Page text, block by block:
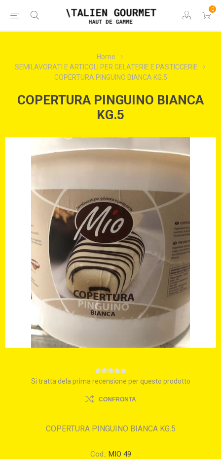
0
Home
SEMILAVORATI E ARTICOLI PER GELATERIE E PASTICCERIE
COPERTURA PINGUINO BIANCA KG.5
COPERTURA PINGUINO BIANCA
KG.5
Si tratta dela prima recensione per questo prodotto
CONFRONTA
COPERTURA PINGUINO BIANCA KG.5
Cod.: MIO 49